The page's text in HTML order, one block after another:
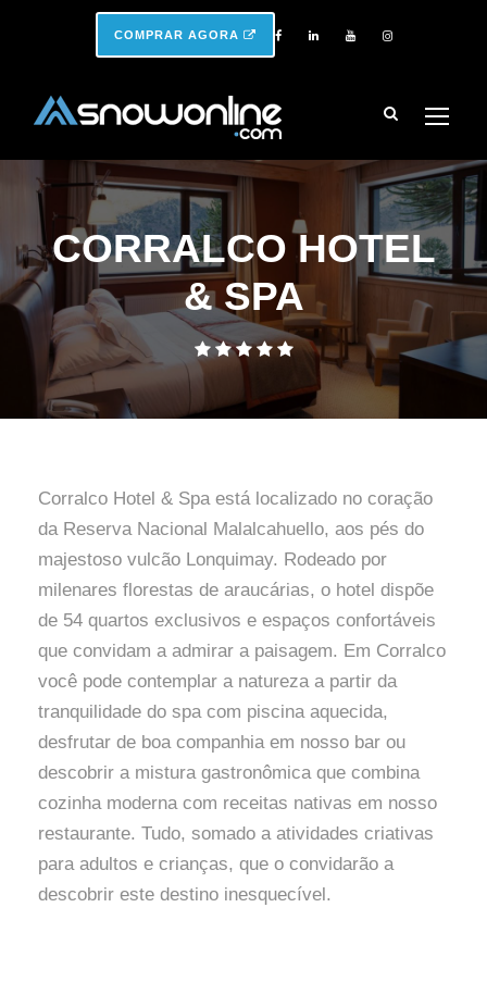
COMPRAR AGORA
CORRALCO HOTEL
& SPA
Corralco Hotel & Spa está localizado no coração
da Reserva Nacional Malalcahuello, aos pés do
majestoso vulcão Lonquimay. Rodeado por
milenares florestas de araucárias, o hotel dispõe
de 54 quartos exclusivos e espaços confortáveis ​​
que convidam a admirar a paisagem. Em Corralco
você pode contemplar a natureza a partir da
tranquilidade do spa com piscina aquecida,
desfrutar de boa companhia em nosso bar ou
descobrir a mistura gastronômica que combina
cozinha moderna com receitas nativas em nosso
restaurante. Tudo, somado a atividades criativas
para adultos e crianças, que o convidarão a
descobrir este destino inesquecível.